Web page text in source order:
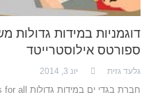
דוגמניות במידות גדולות
ספורטס אילוסטרייטד
גלעד גזית יונ 3, 2014